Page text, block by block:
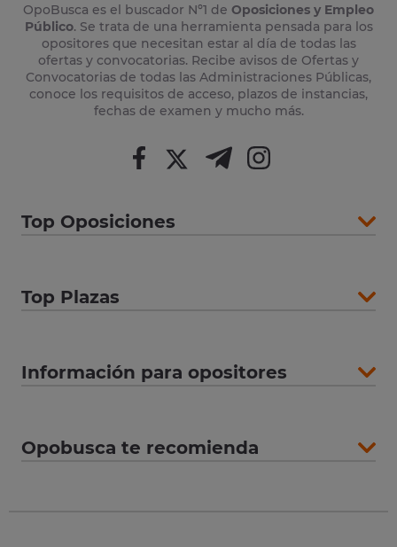
OpoBusca es el buscador Nº1 de Oposiciones y Empleo
Público. Se trata de una herramienta pensada para los
opositores que necesitan estar al día de todas las
ofertas y convocatorias. Recibe avisos de Ofertas y
Convocatorias de todas las Administraciones Públicas,
conoce los requisitos de acceso, plazos de instancias,
fechas de examen y mucho más.
Top Oposiciones
Top Plazas
Información para opositores
Opobusca te recomienda